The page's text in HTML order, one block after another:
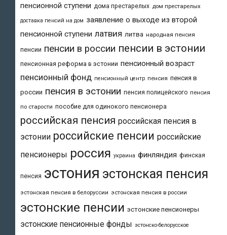
пенсионной ступени дома престарелых дом престарелых
доставка пенсий на дом заявление о выходе из второй
пенсионной ступени латвия литва народная пенсия
пенсии пенсии в россии пенсии в эстонии
пенсионная реформа в эстонии пенсионный возраст
пенсионный фонд пенсионный центр пенсия пенсия в
россии пенсия в эстонии пенсия полицейского пенсия
по старости пособие для одинокого пенсионера
российская пенсия российская пенсия в
эстонии российские пенсии российские
пенсионеры россия украина финляндия финская
пенсия эстония эстонская пенсия
эстонская пенсия в белоруссии эстонская пенсия в россии
эстонские пенсии эстонские пенсионеры
эстонские пенсионные фонды эстонско-белорусское